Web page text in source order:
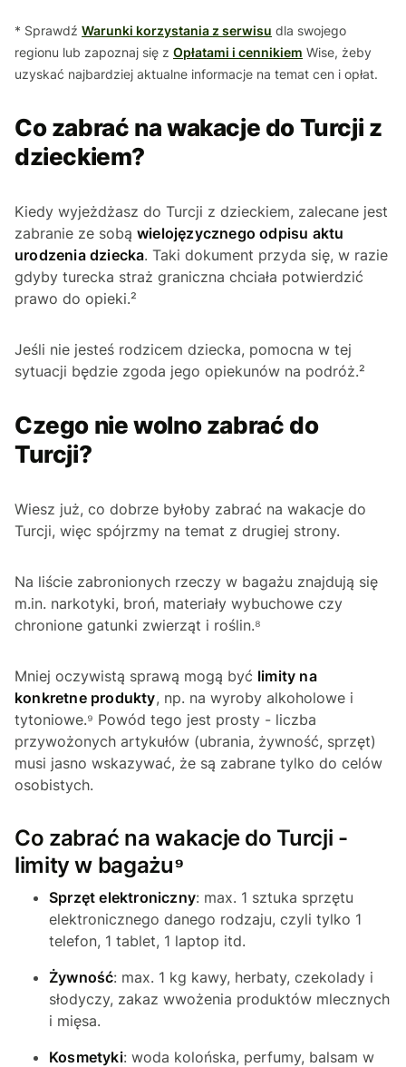
* Sprawdź Warunki korzystania z serwisu dla swojego
regionu lub zapoznaj się z Opłatami i cennikiem Wise, żeby
uzyskać najbardziej aktualne informacje na temat cen i opłat.
Co zabrać na wakacje do Turcji z
dzieckiem?
Kiedy wyjeżdżasz do Turcji z dzieckiem, zalecane jest
zabranie ze sobą wielojęzycznego odpisu aktu
urodzenia dziecka. Taki dokument przyda się, w razie
gdyby turecka straż graniczna chciała potwierdzić
prawo do opieki.²
Jeśli nie jesteś rodzicem dziecka, pomocna w tej
sytuacji będzie zgoda jego opiekunów na podróż.²
Czego nie wolno zabrać do
Turcji?
Wiesz już, co dobrze byłoby zabrać na wakacje do
Turcji, więc spójrzmy na temat z drugiej strony.
Na liście zabronionych rzeczy w bagażu znajdują się
m.in. narkotyki, broń, materiały wybuchowe czy
chronione gatunki zwierząt i roślin.⁸
Mniej oczywistą sprawą mogą być limity na
konkretne produkty, np. na wyroby alkoholowe i
tytoniowe.⁹ Powód tego jest prosty - liczba
przywożonych artykułów (ubrania, żywność, sprzęt)
musi jasno wskazywać, że są zabrane tylko do celów
osobistych.
Co zabrać na wakacje do Turcji -
limity w bagażu⁹
Sprzęt elektroniczny: max. 1 sztuka sprzętu
elektronicznego danego rodzaju, czyli tylko 1
telefon, 1 tablet, 1 laptop itd.
Żywność: max. 1 kg kawy, herbaty, czekolady i
słodyczy, zakaz wwożenia produktów mlecznych
i mięsa.
Kosmetyki: woda kolońska, perfumy, balsam w